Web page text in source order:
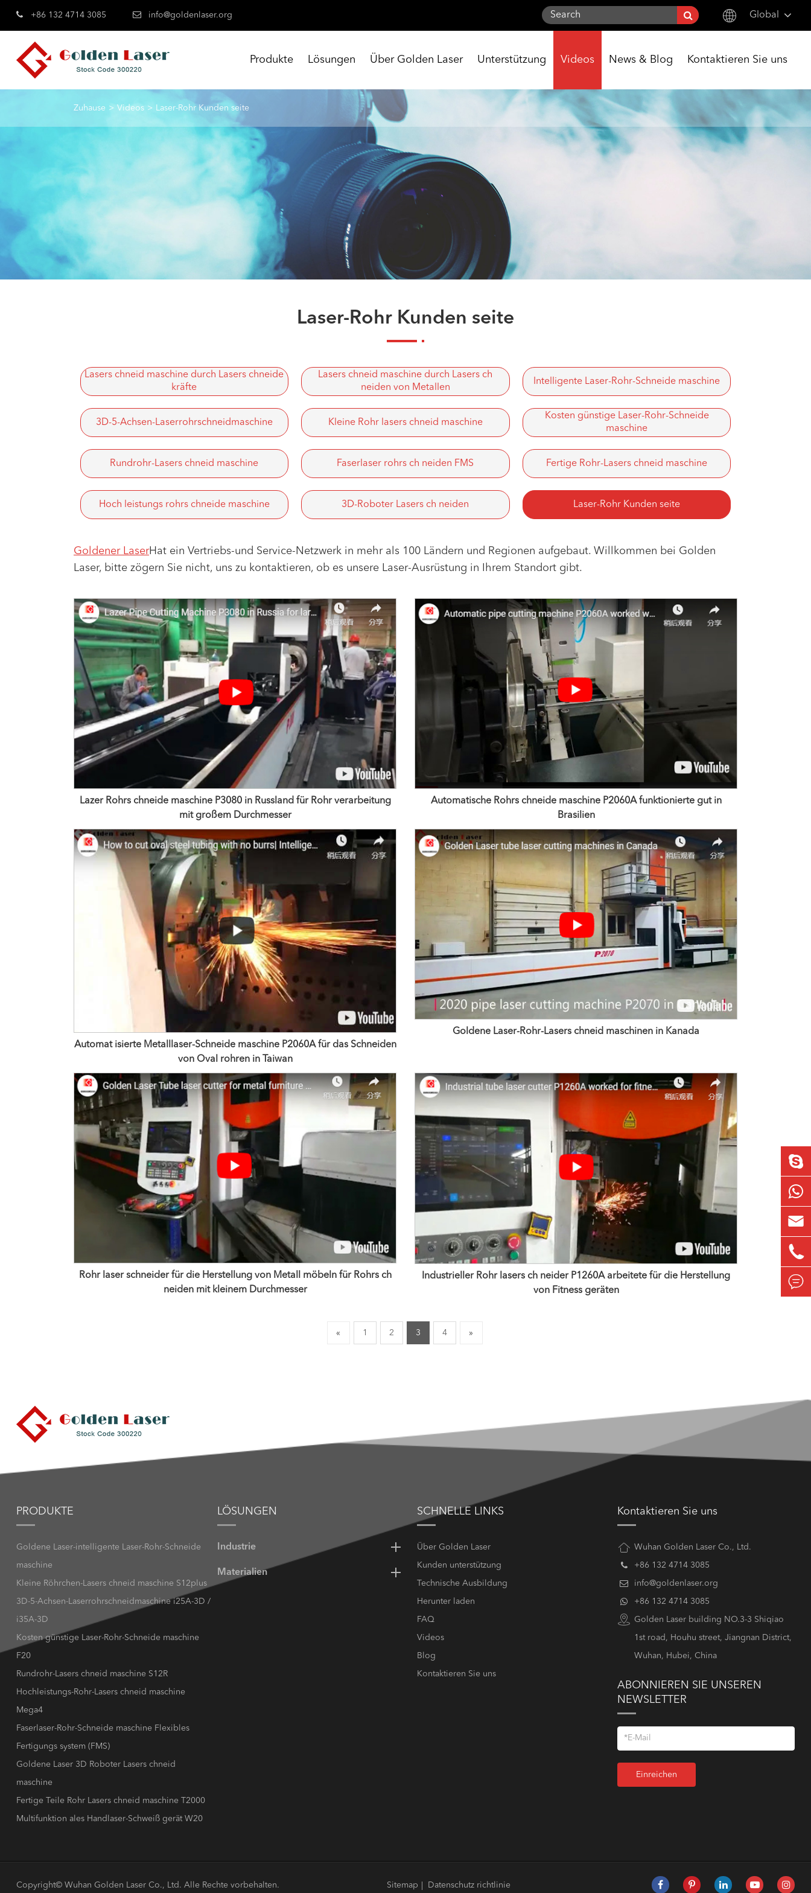
+86 132 4714 3085 info@goldenlaser.org Global
Deutsch
Produkte Lösungen Über Golden Laser Unterstützung Videos News & Blog Kontaktieren Sie uns
Zuhause Videos Laser-Rohr Kunden seite
Laser-Rohr Kunden seite
Lasers chneid maschine durch Lasers chneide
kräfte
Lasers chneid maschine durch Lasers ch
neiden von Metallen
Intelligente Laser-Rohr-Schneide maschine
3D-5-Achsen-Laserrohrschneidmaschine Kleine Rohr lasers chneid maschine
Kosten günstige Laser-Rohr-Schneide
maschine
Rundrohr-Lasers chneid maschine Faserlaser rohrs ch neiden FMS Fertige Rohr-Lasers chneid maschine
Hoch leistungs rohrs chneide maschine 3D-Roboter Lasers ch neiden Laser-Rohr Kunden seite
Goldener LaserHat ein Vertriebs-und Service-Netzwerk in mehr als 100 Ländern und Regionen aufgebaut. Willkommen bei Golden
Laser, bitte zögern Sie nicht, uns zu kontaktieren, ob es unsere Laser-Ausrüstung in Ihrem Standort gibt.
Lazer Rohrs chneide maschine P3080 in Russland für Rohr verarbeitung
mit großem Durchmesser
Automatische Rohrs chneide maschine P2060A funktionierte gut in
Brasilien
Automat isierte Metalllaser-Schneide maschine P2060A für das Schneiden
von Oval rohren in Taiwan
Goldene Laser-Rohr-Lasers chneid maschinen in Kanada
Rohr laser schneider für die Herstellung von Metall möbeln für Rohrs ch
neiden mit kleinem Durchmesser
Industrieller Rohr lasers ch neider P1260A arbeitete für die Herstellung
von Fitness geräten
« 1 2 3 4 »
PRODUKTE
Goldene Laser-intelligente Laser-Rohr-Schneide
maschine
Kleine Röhrchen-Lasers chneid maschine S12plus
3D-5-Achsen-Laserrohrschneidmaschine i25A-3D /
i35A-3D
Kosten günstige Laser-Rohr-Schneide maschine
F20
Rundrohr-Lasers chneid maschine S12R
Hochleistungs-Rohr-Lasers chneid maschine
Mega4
Faserlaser-Rohr-Schneide maschine Flexibles
Fertigungs system (FMS)
Goldene Laser 3D Roboter Lasers chneid
maschine
Fertige Teile Rohr Lasers chneid maschine T2000
Multifunktion ales Handlaser-Schweiß gerät W20
LÖSUNGEN
Industrie
Materialien
SCHNELLE LINKS
Über Golden Laser
Kunden unterstützung
Technische Ausbildung
Herunter laden
FAQ
Videos
Blog
Kontaktieren Sie uns
Kontaktieren Sie uns
Wuhan Golden Laser Co., Ltd.
+86 132 4714 3085
info@goldenlaser.org
+86 132 4714 3085
Golden Laser building NO.3-3 Shiqiao
1st road, Houhu street, Jiangnan District,
Wuhan, Hubei, China
ABONNIEREN SIE UNSEREN
NEWSLETTER
Einreichen
Copyright© Wuhan Golden Laser Co., Ltd. Alle Rechte vorbehalten. Sitemap Datenschutz richtlinie


